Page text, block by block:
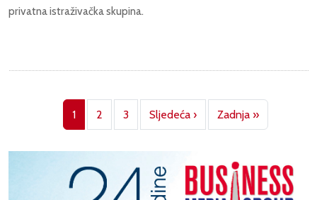
privatna istraživačka skupina.
Pagination
1 2 3 Sljedeća ›Next page
Zadnja »Last page